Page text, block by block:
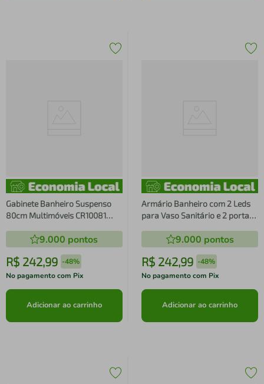
Gabinete Banheiro Suspenso
80cm Multimóveis CR10081
9.000 pontos
R$ 242,99 -48%
No pagamento com Pix
Adicionar ao carrinho
Armário Banheiro com 2 Leds
para Vaso Sanitário e 2 portas
9.000 pontos
R$ 242,99 -48%
No pagamento com Pix
Adicionar ao carrinho